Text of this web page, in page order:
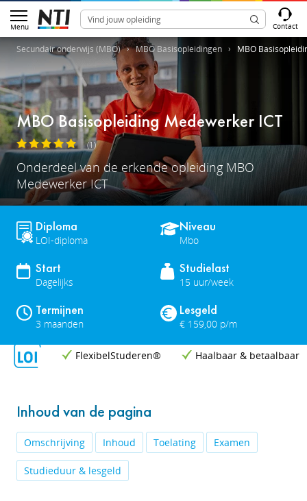
Menu Contact
Secundair onderwijs (MBO) MBO Basisopleidingen MBO
MBO Basisopleiding Medewerker ICT
(1)
Onderdeel van de erkende opleiding MBO
Medewerker ICT
Diploma
LOI-diploma
Niveau
Mbo
Start
Dagelijks
Studielast
15 uur/week
Termijnen
3 maanden
Lesgeld
€ 159,00 p/m
FlexibelStuderen® Haalbaar & betaalbaar
Inhoud van de pagina
Omschrijving Inhoud Toelating Examen
Studieduur & lesgeld